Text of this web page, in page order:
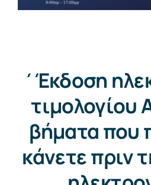
΄Έκδοση
τιμολογίου
βήματα που
κάνετε πριν